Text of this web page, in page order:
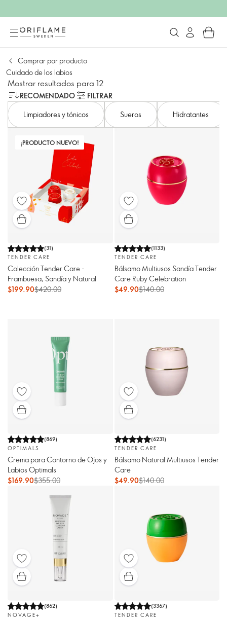
Comprar por producto
Cuidado de los labios
Mostrar resultados para 12
RECOMENDADO
FILTRAR
Limpiadores y tónicos
Sueros Hidratantes
¡PRODUCTO NUEVO!
(31)
TENDER CARE
Colección Tender Care -
Frambuesa, Sandía y Natural
$199.90$420.00
(1133)
TENDER CARE
Bálsamo Multiusos Sandía Tender
Care Ruby Celebration
$49.90$140.00
(869)
OPTIMALS
Crema para Contorno de Ojos y
Labios Optimals
$169.90$355.00
(6231)
TENDER CARE
Bálsamo Natural Multiusos Tender
Care
$49.90$140.00
(862)
NOVAGE+
(3367)
TENDER CARE